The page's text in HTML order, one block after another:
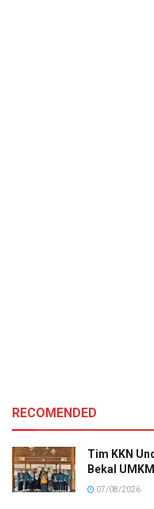
RECOMENDED
Tim KKN
Bekal
07/08/2026